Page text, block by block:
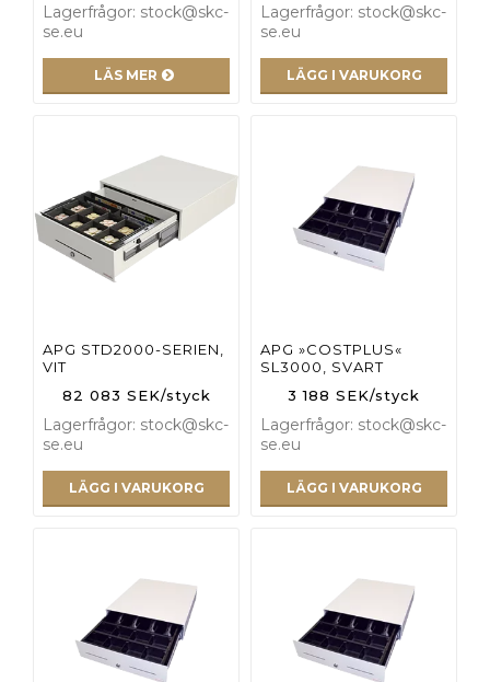
Lagerfrågor: stock@skc-
se.eu
LÄS MER
Lagerfrågor: stock@skc-
se.eu
LÄGG I VARUKORG
APG STD2000-SERIEN,
VIT
82 083 SEK/styck
Lagerfrågor: stock@skc-
se.eu
LÄGG I VARUKORG
APG »COSTPLUS«
SL3000, SVART
3 188 SEK/styck
Lagerfrågor: stock@skc-
se.eu
LÄGG I VARUKORG